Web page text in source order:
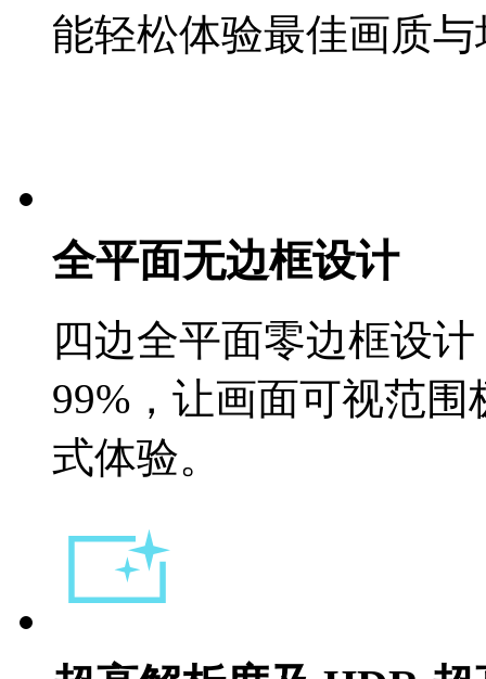
能轻松体验最佳画质
全平面无边框设计
四边全平面零边框设计
99%，让画面可视范
式体验。